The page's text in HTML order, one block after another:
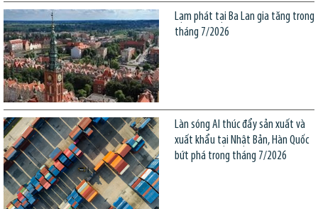
Lạm phát tại Ba Lan gia tăng trong
tháng 7/2026
Làn sóng AI thúc đẩy sản xuất và
xuất khẩu tại Nhật Bản, Hàn Quốc
bứt phá trong tháng 7/2026